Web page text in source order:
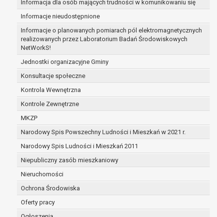
Informacja dla osób mających trudności w komunikowaniu się
Informacje nieudostępnione
Informacje o planowanych pomiarach pól elektromagnetycznych
realizowanych przez Laboratorium Badań Środowiskowych
NetWorkS!
Jednostki organizacyjne Gminy
Konsultacje społeczne
Kontrola Wewnętrzna
Kontrole Zewnętrzne
MKZP
Narodowy Spis Powszechny Ludności i Mieszkań w 2021 r.
Narodowy Spis Ludności i Mieszkań 2011
Niepubliczny zasób mieszkaniowy
Nieruchomości
Ochrona Środowiska
Oferty pracy
zabezpieczenia ewentualnych roszczeń, a w
przypadku wyrażenia zgody na przetwarzanie
danych po zakończeniu i rozliczeniu umowy, do
czasu wycofania tej zgody.
Ponadto w przypadku umów o dofinansowanie
dane osobowe od momentu pozyskania
przechowywane są przez okres wynikający z
umowy o dofinansowanie zawartej między
beneficjentem a określoną instytucją, trwałości
danego projektu i konieczności zachowania
dokumentacji projektu do celów kontrolnych.
W związku z przetwarzaniem przez
administratora danych osobowych przysługuje
Pani/Panu:
prawo dostępu do treści danych oraz
otrzymywania ich kopii na podstawie art. 15
RODO;
prawo do żądania sprostowania danych na
w przypadku gdy: